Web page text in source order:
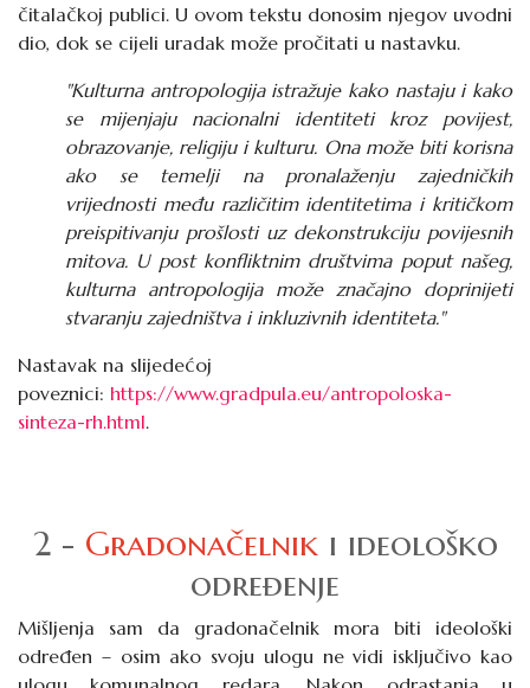
čitalačkoj publici. U ovom tekstu donosim njegov uvodni
dio, dok se cijeli uradak može pročitati u nastavku.
"Kulturna antropologijaistražuje kako nastaju i kako
se mijenjaju nacionalni identiteti kroz povijest,
obrazovanje, religiju i kulturu. Ona može biti korisna
ako se temelji na pronalaženju zajedničkih
vrijednosti među različitim identitetima i kritičkom
preispitivanju prošlosti uz dekonstrukciju povijesnih
mitova. U post konfliktnim društvima poput našeg,
kulturna antropologija može značajno doprinijeti
stvaranju zajedništva i inkluzivnih identiteta."
Nastavak na slijedećoj
poveznici: https://www.gradpula.eu/antropoloska-
sinteza-rh.html.
2 - Gradonačelniki ideološko
određenje
Mišljenja sam da gradonačelnik mora biti ideološki
određen – osim ako svoju ulogu ne vidi isključivo kao